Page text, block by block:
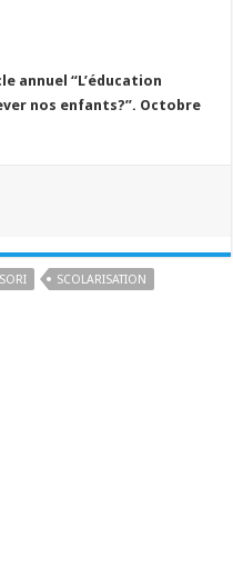
annuel “L’éducation
nos enfants?”. Octobre
SCOLARISATION